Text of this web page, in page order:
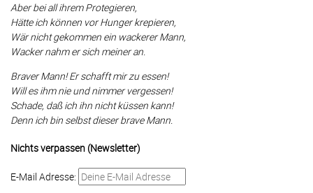
Aber bei all ihrem Protegieren,
Hätte ich können vor Hunger krepieren,
Wär nicht gekommen ein wackerer Mann,
Wacker nahm er sich meiner an.
Braver Mann! Er schafft mir zu essen!
Will es ihm nie und nimmer vergessen!
Schade, daß ich ihn nicht küssen kann!
Denn ich bin selbst dieser brave Mann.
Nichts verpassen (Newsletter)
E-Mail Adresse: